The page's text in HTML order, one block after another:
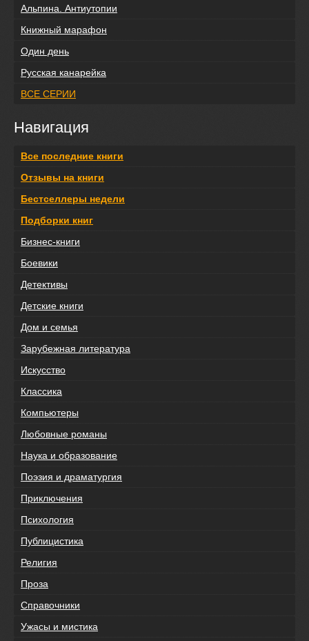
Альпина. Антиутопии
Книжный марафон
Один день
Русская канарейка
ВСЕ СЕРИИ
Навигация
Все последние книги
Отзывы на книги
Бестселлеры недели
Подборки книг
Бизнес-книги
Боевики
Детективы
Детские книги
Дом и семья
Зарубежная литература
Искусство
Классика
Компьютеры
Любовные романы
Наука и образование
Поэзия и драматургия
Приключения
Психология
Публицистика
Религия
Проза
Справочники
Ужасы и мистика